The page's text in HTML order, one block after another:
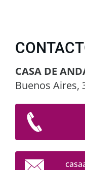
CASA DE
Buenos Aires,